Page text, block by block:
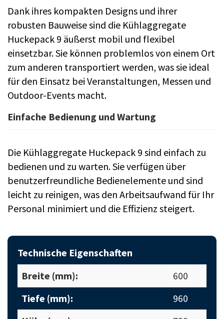
Dank ihres kompakten Designs und ihrer
robusten Bauweise sind die Kühlaggregate
Huckepack 9 äußerst mobil und flexibel
einsetzbar. Sie können problemlos von einem Ort
zum anderen transportiert werden, was sie ideal
für den Einsatz bei Veranstaltungen, Messen und
Outdoor-Events macht.
Einfache Bedienung und Wartung
Die Kühlaggregate Huckepack 9 sind einfach zu
bedienen und zu warten. Sie verfügen über
benutzerfreundliche Bedienelemente und sind
leicht zu reinigen, was den Arbeitsaufwand für Ihr
Personal minimiert und die Effizienz steigert.
Technische Eigenschaften
Breite (mm):
600
Tiefe (mm):
960